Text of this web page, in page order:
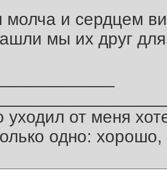
молча и сердцем
мы их друг
уходил от меня
одно: